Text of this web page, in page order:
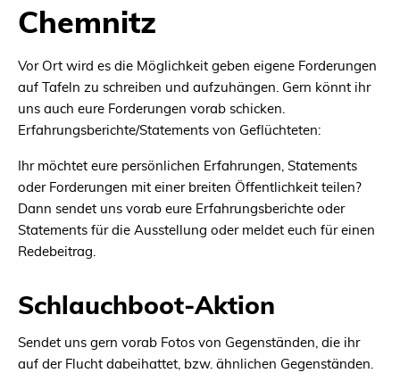
Chemnitz
Vor Ort wird es die Möglichkeit geben eigene Forderungen
auf Tafeln zu schreiben und aufzuhängen. Gern könnt ihr
uns auch eure Forderungen vorab schicken.
Erfahrungsberichte/Statements von Geflüchteten:
Ihr möchtet eure persönlichen Erfahrungen, Statements
oder Forderungen mit einer breiten Öffentlichkeit teilen?
Dann sendet uns vorab eure Erfahrungsberichte oder
Statements für die Ausstellung oder meldet euch für einen
Redebeitrag.
Schlauchboot-Aktion
Sendet uns gern vorab Fotos von Gegenständen, die ihr
auf der Flucht dabeihattet, bzw. ähnlichen Gegenständen.